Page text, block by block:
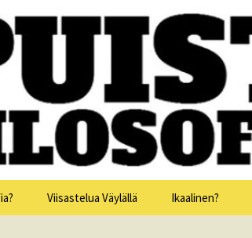
Viisastelua Väylällä Ikaalinen?